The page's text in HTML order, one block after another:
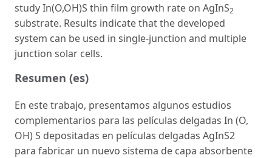
study In(O,OH)S thin film growth rate on AgInS2
substrate. Results indicate that the developed
system can be used in single-junction and multiple
junction solar cells.
Resumen (es)
En este trabajo, presentamos algunos estudios
complementarios para las películas delgadas In (O,
OH) S depositadas en películas delgadas AgInS2
para fabricar un nuevo sistema de capa absorbente